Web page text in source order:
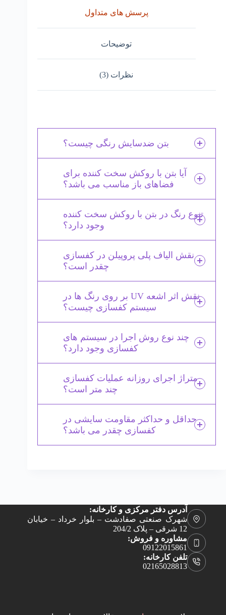
پرسش های متداول
توضیحات
نظرات (3)
بتن ضدسایش رنگی چیست؟
آیا بتن با روکش سخت کننده برای
فضاهای باز مناسب می باشد؟
تنوع رنگ در بتن با روکش سخت کننده
وجود دارد؟
نقش الیاف پلی پروپیلن در کفسازی
چقدر است؟
نقش اثر اشعه UV بر روی رنگ ها در
سیستم کفسازی چیست؟
چند نوع روش اجرا در سیستم های
کفسازی وجود دارد؟
متراژ اجرای روزانه عملیات کفسازی
چند متر است؟
حداقل و حداکثر مقاومت سایشی در
کفسازی چقدر می باشد؟
آدرس دفتر مرکزی و کارخانه:
شهرک صنعتی صفادشت – بلوار خرداد – خیابان
12 شرقی – پلاک 204/2
مشاوره و فروش:
09122015861
تلفن کارخانه:
02165028813